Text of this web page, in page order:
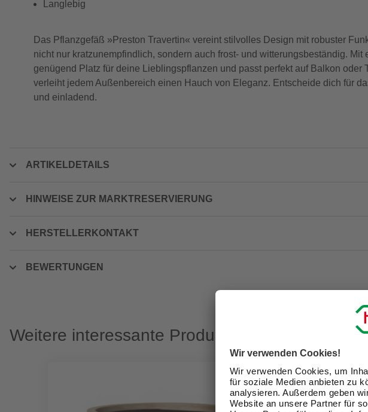
Langlebig
Das Pflanzgefäß »Preston Travertin« vereint stilvolles Design mit robuster
nicht nur kratzunempfindlich, sondern auch frost- und witterungsbeständig.
genügend Platz für deine Lieblingspflanzen und passt perfekt auf Balkon
verleiht jedem Außenbereich einen Hauch von Eleganz. Entscheide dich für
und einladend.
ARTIKELDETAILS
HINWEISE ZUR MARKTRESERVIERUNG
HERSTELLERKONTAKT
BEWERTUNGEN
Weitere interessante Produkte